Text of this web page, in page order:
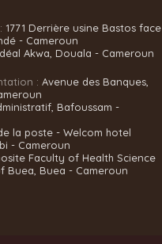
1771 Derrière usine Bastos face
- Cameroun
Akwa, Douala - Cameroun
: Avenue des Banques,
Bafoussam -
la poste - Welcom hotel
- Cameroun
Faculty of Health Science
Buea, Buea - Cameroun